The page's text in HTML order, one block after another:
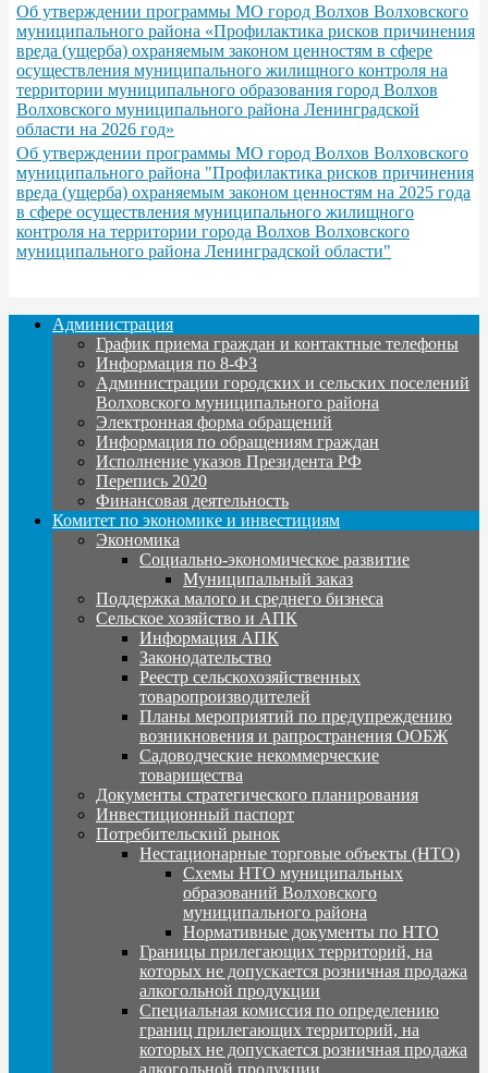
Об утверждении программы МО город Волхов Волховского
муниципального района «Профилактика рисков причинения
вреда (ущерба) охраняемым законом ценностям в сфере
осуществления муниципального жилищного контроля на
территории муниципального образования город Волхов
Волховского муниципального района Ленинградской
области на 2026 год»
Об утверждении программы МО город Волхов Волховского
муниципального района "Профилактика рисков причинения
вреда (ущерба) охраняемым законом ценностям на 2025 года
в сфере осуществления муниципального жилищного
контроля на территории города Волхов Волховского
муниципального района Ленинградской области"
Администрация
График приема граждан и контактные телефоны
Информация по 8-ФЗ
Администрации городских и сельских поселений
Волховского муниципального района
Электронная форма обращений
Информация по обращениям граждан
Исполнение указов Президента РФ
Перепись 2020
Финансовая деятельность
Комитет по экономике и инвестициям
Экономика
Социально-экономическое развитие
Муниципальный заказ
Поддержка малого и среднего бизнеса
Сельское хозяйство и АПК
Информация АПК
Законодательство
Реестр сельскохозяйственных
товаропроизводителей
Планы мероприятий по предупреждению
возникновения и рапространения ООБЖ
Садоводческие некоммерческие
товарищества
Документы стратегического планирования
Инвестиционный паспорт
Потребительский рынок
Нестационарные торговые объекты (НТО)
Схемы НТО муниципальных
образований Волховского
муниципального района
Нормативные документы по НТО
Границы прилегающих территорий, на
которых не допускается розничная продажа
алкогольной продукции
Специальная комиссия по определению
границ прилегающих территорий, на
которых не допускается розничная продажа
алкогольной продукции